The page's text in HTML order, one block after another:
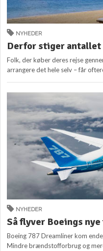
NYHEDER
Derfor stiger
Folk, der køber deres rejse
arrangere det hele selv – får
NYHEDER
Så flyver Boeings
Boeing 787 Dreamliner kom
Mindre brændstofforbrug og